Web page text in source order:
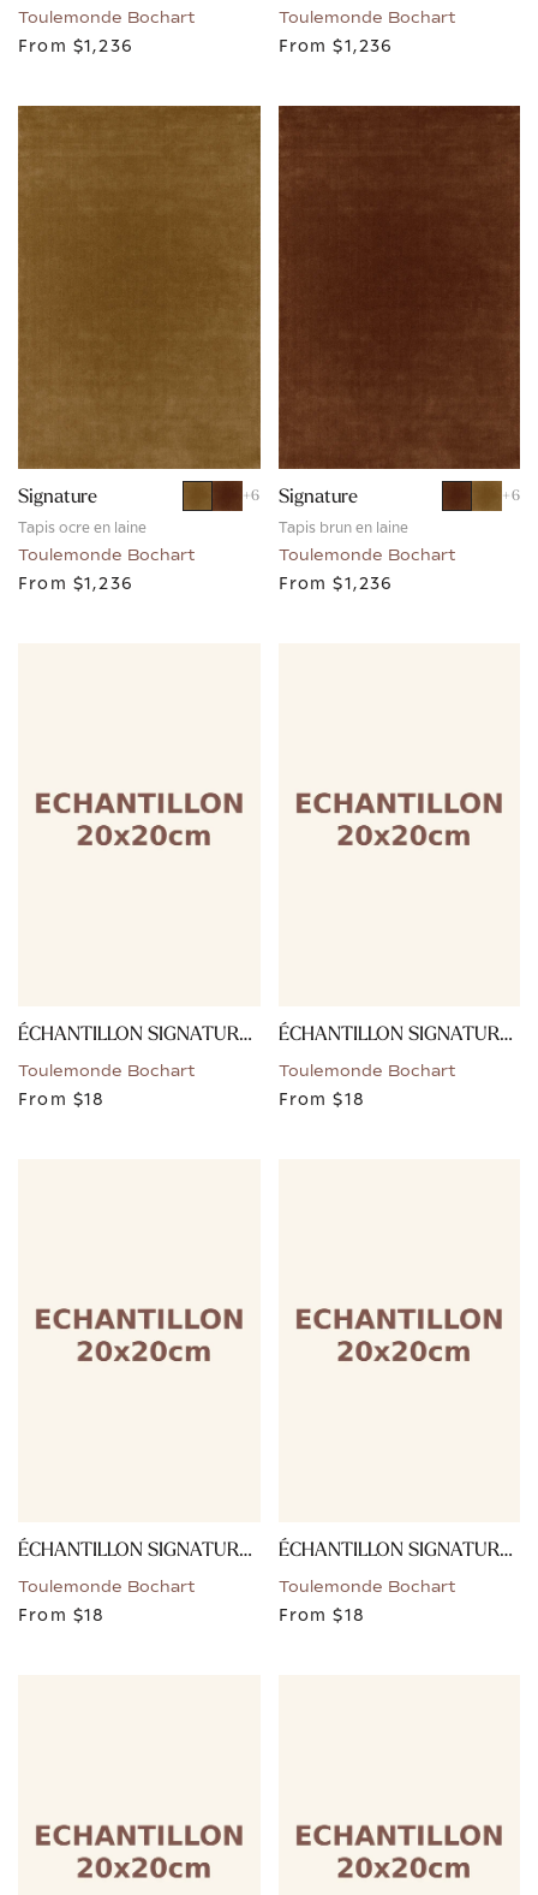
Toulemonde Bochart
From $1,236
Toulemonde Bochart
From $1,236
Signature +6
Tapis ocre en laine
Toulemonde Bochart
From $1,236
Signature +6
Tapis brun en laine
Toulemonde Bochart
From $1,236
ÉCHANTILLON SIGNATURE - VIOLET
Toulemonde Bochart
From $18
ÉCHANTILLON SIGNATURE - VERT
Toulemonde Bochart
From $18
ÉCHANTILLON SIGNATURE - VERT BRONZE
Toulemonde Bochart
From $18
ÉCHANTILLON SIGNATURE - SABLE
Toulemonde Bochart
From $18